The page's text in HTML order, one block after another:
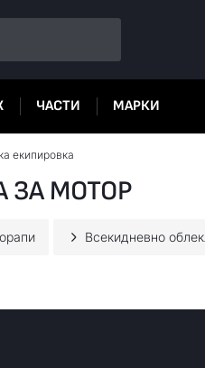
ЧАСТИ МАРКИ
екипировка
ЗА МОТОР
Всекидневно